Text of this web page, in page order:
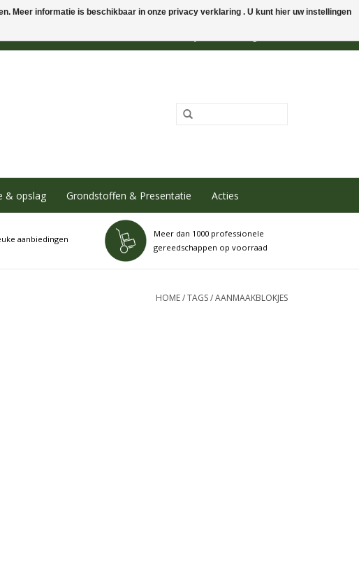
& opslag Grondstoffen & Presentatie Acties
aanbiedingen
Meer dan 1000 professionele
gereedschappen op voorraad
HOME/TAGS/AANMAAKBLOKJES
Meer informatie is beschikbaar in onze privacy verklaring . U kunt hier uw instellingen